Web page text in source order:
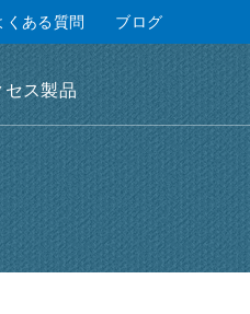
くある質問 ブログ
セス製品